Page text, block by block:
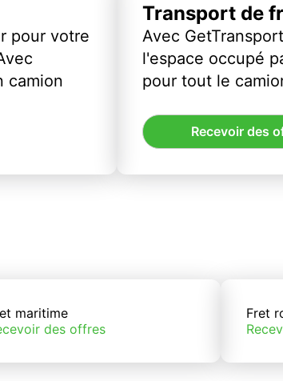
pour votre
camion
Transport de
Avec
l'espace occupé
pour tout le
Recevoir des
maritime
des offres
Fret